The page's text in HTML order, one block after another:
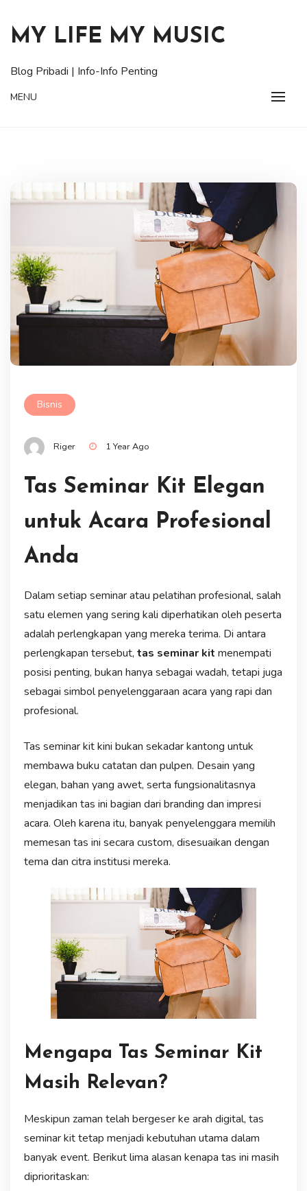
content
MY LIFE MY MUSIC
Blog Pribadi | Info-Info Penting
MENU
Bisnis
Riger 1 Year Ago
Tas Seminar Kit Elegan
untuk Acara Profesional
Anda
Dalam setiap seminar atau pelatihan profesional, salah
satu elemen yang sering kali diperhatikan oleh peserta
adalah perlengkapan yang mereka terima. Di antara
perlengkapan tersebut, tas seminar kit menempati
posisi penting, bukan hanya sebagai wadah, tetapi juga
sebagai simbol penyelenggaraan acara yang rapi dan
profesional.
Tas seminar kit kini bukan sekadar kantong untuk
membawa buku catatan dan pulpen. Desain yang
elegan, bahan yang awet, serta fungsionalitasnya
menjadikan tas ini bagian dari branding dan impresi
acara. Oleh karena itu, banyak penyelenggara memilih
memesan tas ini secara custom, disesuaikan dengan
tema dan citra institusi mereka.
Mengapa Tas Seminar Kit
Masih Relevan?
Meskipun zaman telah bergeser ke arah digital, tas
seminar kit tetap menjadi kebutuhan utama dalam
banyak event. Berikut lima alasan kenapa tas ini masih
diprioritaskan: